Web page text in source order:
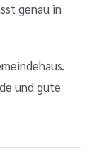
genau in
und gute